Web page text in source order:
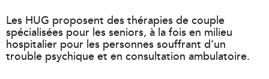
Les HUG proposent des thérapies de couple
spécialisées pour les seniors, à la fois en milieu
hospitalier pour les personnes souffrant d’un
trouble psychique et en consultation ambulatoire.